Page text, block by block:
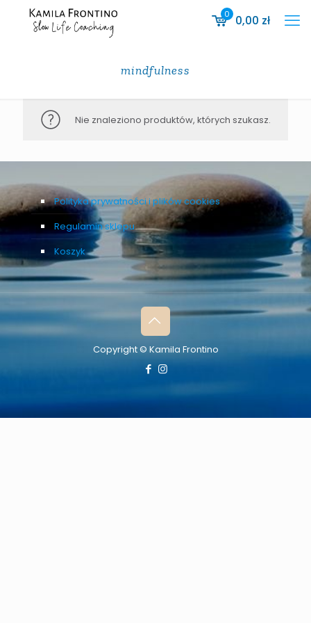
0 0,00 zł
mindfulness
Nie znaleziono produktów, których szukasz.
Polityka prywatności i plików cookies
Regulamin sklepu
Koszyk
Copyright © Kamila Frontino